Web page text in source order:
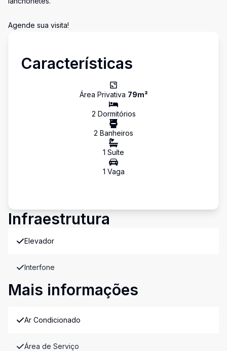
Agende sua visita!
Características
Área Privativa 79m²
2 Dormitórios
2 Banheiros
1 Suíte
1 Vaga
Infraestrutura
Elevador
Interfone
Mais informações
Ar Condicionado
Área de Serviço